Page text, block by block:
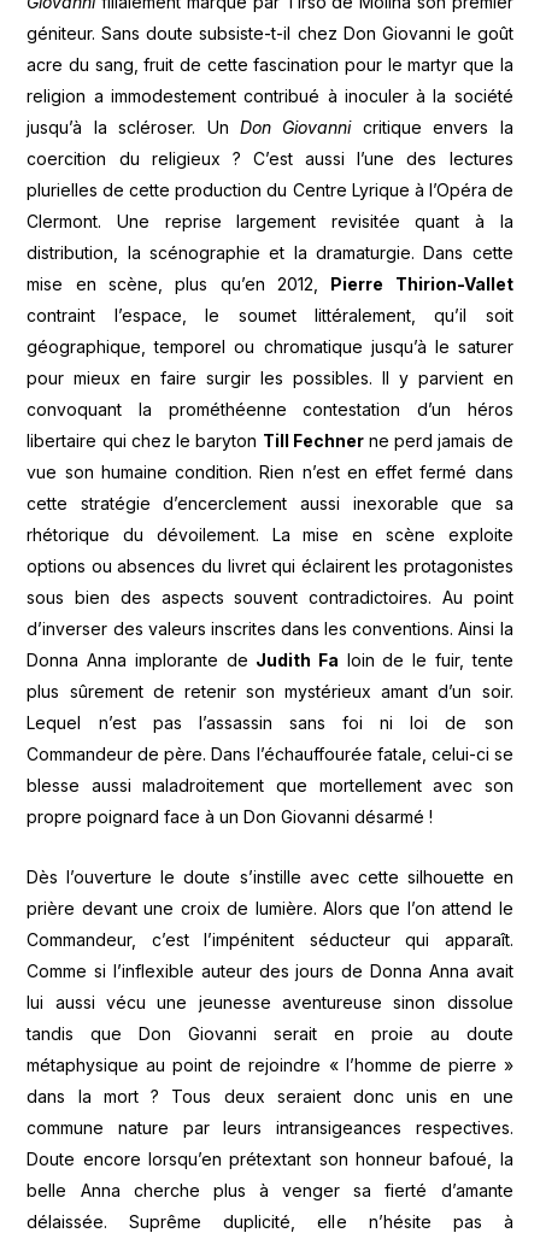
géniteur. Sans doute subsiste-t-il chez Don Giovanni le goût
acre du sang, fruit de cette fascination pour le martyr que la
religion a immodestement contribué à inoculer à la société
jusqu’à la scléroser. Un Don Giovannicritique envers la
coercition du religieux ? C’est aussi l’une des lectures
plurielles de cette production du Centre Lyrique à l’Opéra de
Clermont. Une reprise largement revisitée quant à la
distribution, la scénographie et la dramaturgie. Dans cette
mise en scène, plus qu’en 2012, Pierre Thirion-Vallet
contraint l’espace, le soumet littéralement, qu’il soit
géographique, temporel ou chromatique jusqu’à le saturer
pour mieux en faire surgir les possibles. Il y parvient en
convoquant la prométhéenne contestation d’un héros
libertaire qui chez le baryton Till Fechnerne perd jamais de
vue son humaine condition. Rien n’est en effet fermé dans
cette stratégie d’encerclement aussi inexorable que sa
rhétorique du dévoilement. La mise en scène exploite
options ou absences du livret qui éclairent les protagonistes
sous bien des aspects souvent contradictoires. Au point
d’inverser des valeurs inscrites dans les conventions. Ainsi la
Donna Anna implorante de Judith Fa loin de le fuir, tente
plus sûrement de retenir son mystérieux amant d’un soir.
Lequel n’est pas l’assassin sans foi ni loi de son
Commandeur de père. Dans l’échauffourée fatale, celui-ci se
blesse aussi maladroitement que mortellement avec son
propre poignard face à un Don Giovanni désarmé !
Dès l’ouverture le doute s’instille avec cette silhouette en
prière devant une croix de lumière. Alors que l’on attend le
Commandeur, c’est l’impénitent séducteur qui apparaît.
Comme si l’inflexible auteur des jours de Donna Anna avait
lui aussi vécu une jeunesse aventureuse sinon dissolue
tandis que Don Giovanni serait en proie au doute
métaphysique au point de rejoindre « l’homme de pierre »
dans la mort ? Tous deux seraient donc unis en une
commune nature par leurs intransigeances respectives.
Doute encore lorsqu’en prétextant son honneur bafoué, la
belle Anna cherche plus à venger sa fierté d’amante
délaissée. Suprême duplicité, elle n’hésite pas à